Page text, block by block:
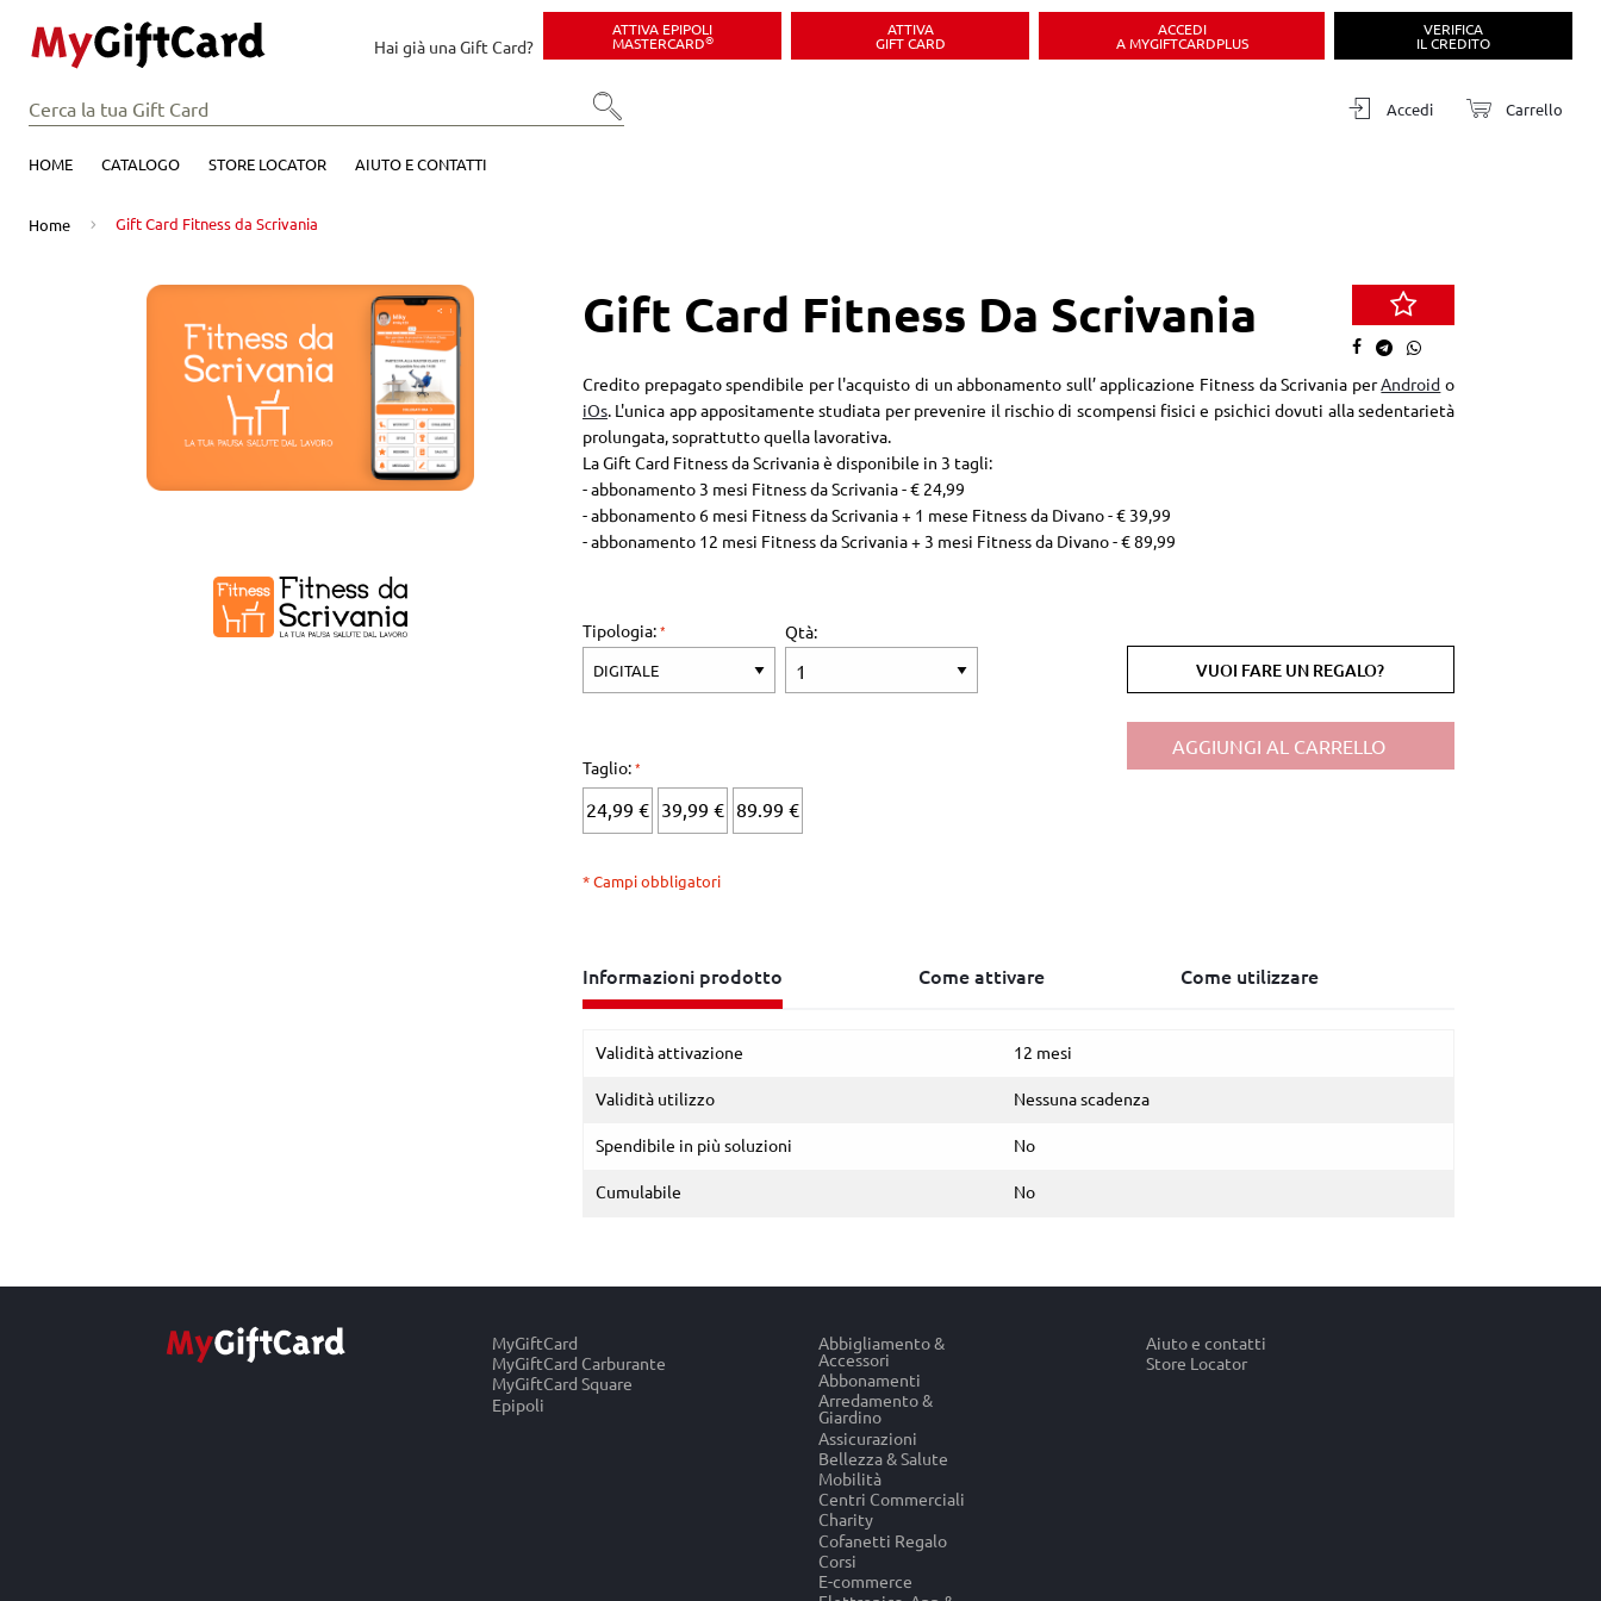
Hai già una Gift Card?
ATTIVA EPIPOLI
MASTERCARD®
ATTIVA
GIFT CARD
ACCEDI
A MYGIFTCARDPLUS
VERIFICA
IL CREDITO
Accedi Carrello
HOME CATALOGO STORE LOCATOR AIUTO E CONTATTI
Home Gift Card Fitness da Scrivania
Gift Card Fitness Da Scrivania
Credito prepagato spendibile per l'acquisto di un abbonamento sull’ applicazione Fitness da Scrivania perAndroid o
iOs. L'unica app appositamente studiata per prevenire il rischio di scompensi fisici e psichici dovuti alla sedentarietà
prolungata, soprattutto quella lavorativa.
La Gift Card Fitness da Scrivania è disponibile in 3 tagli:
- abbonamento 3 mesi Fitness da Scrivania - € 24,99
- abbonamento 6 mesi Fitness da Scrivania + 1 mese Fitness da Divano - € 39,99
- abbonamento 12 mesi Fitness da Scrivania + 3 mesi Fitness da Divano - € 89,99
Tipologia:
Taglio:
24,99 € 39,99 € 89.99 €
Qtà:
* Campi obbligatori
VUOI FARE UN REGALO?
AGGIUNGI AL CARRELLO
Informazioni prodotto Come attivare Come utilizzare
Validità attivazione 12 mesi
Validità utilizzo Nessuna scadenza
Spendibile in più soluzioni No
Cumulabile No
MyGiftCard
MyGiftCard Carburante
MyGiftCard Square
Epipoli
Abbigliamento &
Accessori
Abbonamenti
Arredamento &
Giardino
Assicurazioni
Bellezza & Salute
Mobilità
Centri Commerciali
Charity
Cofanetti Regalo
Corsi
E-commerce
Aiuto e contatti
Store Locator